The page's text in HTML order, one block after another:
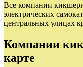
Все компании
электрических
центральных улицах
Компании
карте